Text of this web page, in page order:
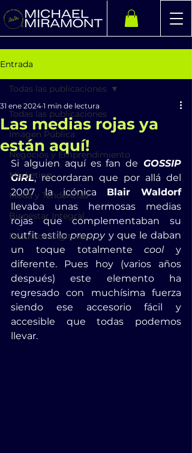
Entrada
Todas las publicaciones
Imagen Pública
Negocios y Emprendimiento
Marketing
Moda y Tendencias
Bienestar Integral
Recursos Digitales
Todas las publicaciones
Las medias rojas ya
están aquí!
31 ene 2024 1 min de lectura
Si alguien aquí es fan de GOSSIP
GIRL, recordaran que por allá del
2007 la icónica Blair Waldorf
llevaba unas hermosas medias
rojas que complementaban su
outfit estilo preppy y que le daban
un toque totalmente cool y
diferente. Pues hoy (varios años
después) este elemento ha
regresado con muchísima fuerza
siendo ese accesorio fácil y
accesible que todas podemos
llevar.